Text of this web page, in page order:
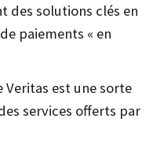
des solutions clés en
paiements « en
Veritas est une sorte
services offerts par